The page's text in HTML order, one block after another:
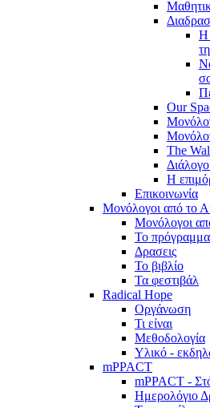
Η
Our
The
Η
Επικοινωνία
Μονόλογοι από το
Μονόλογοι
Το πρόγραμμα
Δρασεις
Το βιβλίο
Τα φεστιβάλ
Radical Hope
Οργάνωση
Τι είναι
Μεθοδολογία
Υλικό -
mPPACT
mPPACT -
Ημερολόγιο